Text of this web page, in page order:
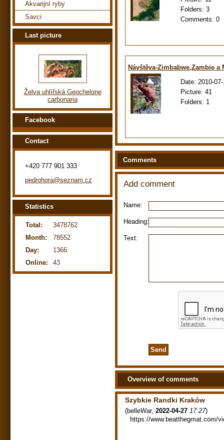
Folders: 3
Comments: 0
Návštěva-Zimbabwe,Zambie a
Date: 2010-
Picture: 41
Folders: 1
Comments
Add comment
Name:
Heading:
Text:
Overview of comments
Szybkie Randki Kraków
(belleWar, 2022-04-27 17:27)
https://www.beatthegmat.com/
Akvarijní ryby
Savci
Last picture
Želva uhlířská Geochelone
carbonaria
Facebook
Contact
+420 777 901 333
pedrohora@seznam.cz
Statistics
Online: 43
Total:
3478762
Month:
78552
Day:
1366